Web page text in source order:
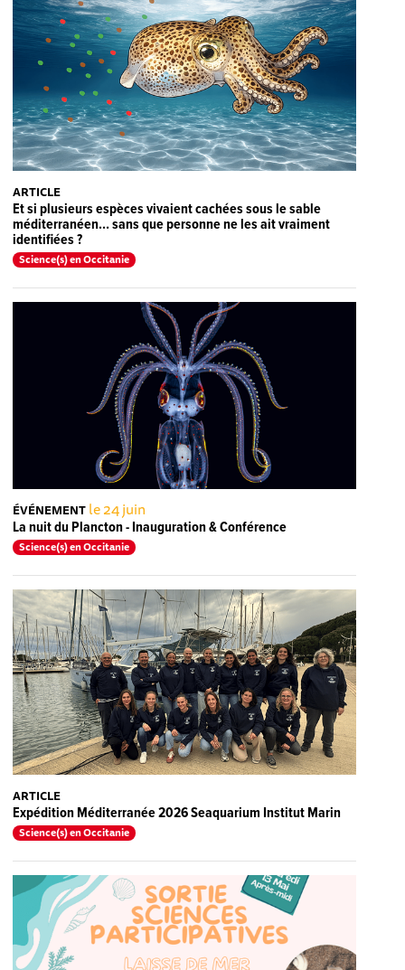
ARTICLE
Et si plusieurs espèces vivaient cachées sous le sable
méditerranéen… sans que personne ne les ait vraiment
identifiées ?
Science(s) en Occitanie
ÉVÉNEMENT le 24 juin
La nuit du Plancton - Inauguration & Conférence
Science(s) en Occitanie
ARTICLE
Expédition Méditerranée 2026 Seaquarium Institut Marin
Science(s) en Occitanie